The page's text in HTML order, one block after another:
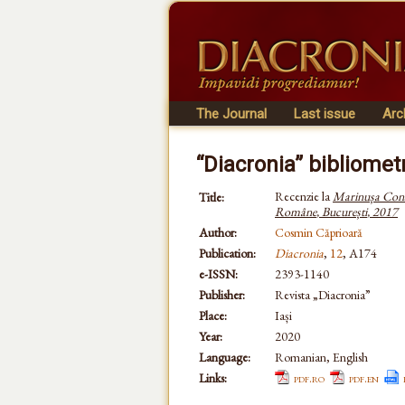
The Journal Last issue
“Diacronia”
Title: Recenzie laMarinușa
Române,București,2017
Author:
Cosmin Căprioară
Publication:
Diacronia, 12, A174
e-ISSN:
2393-1140
Publisher:
Revista „Diacronia”
Place:
Iași
Year:
2020
Language:
Romanian, English
Links:
pdf.ro pdf.en